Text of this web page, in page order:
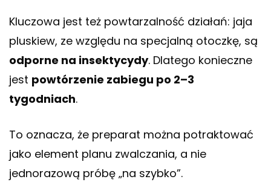
Kluczowa jest też powtarzalność działań: jaja
pluskiew, ze względu na specjalną otoczkę, są
odporne na insektycydy. Dlatego konieczne
jest powtórzenie zabiegu po 2–3
tygodniach.
To oznacza, że preparat można potraktować
jako element planu zwalczania, a nie
jednorazową próbę „na szybko”.